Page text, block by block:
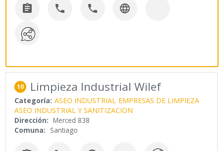
   
10 Limpieza Industrial Wilef
Categoría: ASEO INDUSTRIAL EMPRESAS DE LIMPIEZA
ASEO INDUSTRIAL Y SANITIZACION
Dirección: Merced 838
Comuna: Santiago